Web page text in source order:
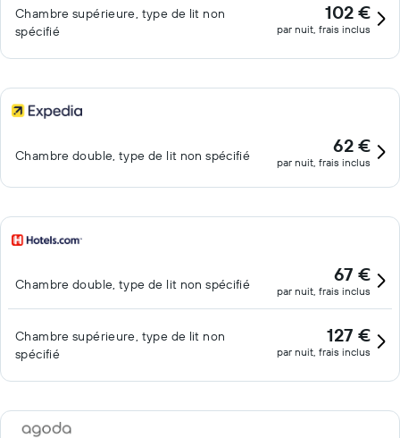
Chambre supérieure, type de lit non
spécifié
102 €
par nuit, frais inclus
Chambre double, type de lit non spécifié 62 €
par nuit, frais inclus
Chambre double, type de lit non spécifié 67 €
par nuit, frais inclus
Chambre supérieure, type de lit non
spécifié
127 €
par nuit, frais inclus